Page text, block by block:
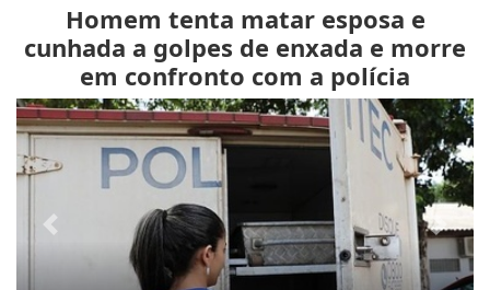
Homem tenta matar esposa e
cunhada a golpes de enxada e morre
em confronto com a polícia
Previous Next